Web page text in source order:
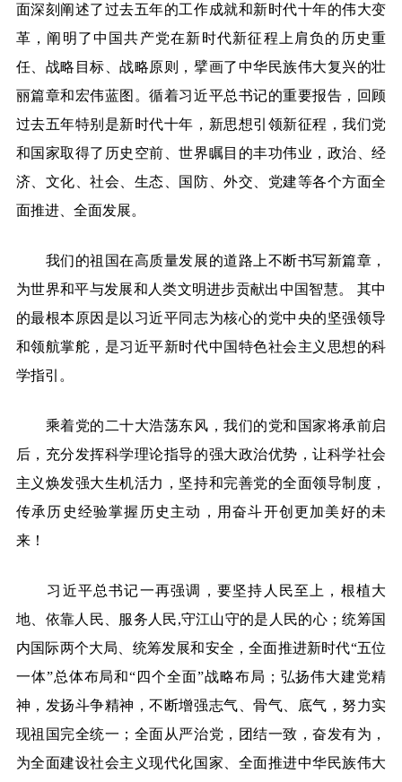
面深刻阐述了过去五年的工作成就和新时代十年的伟大变
革，阐明了中国共产党在新时代新征程上肩负的历史重
任、战略目标、战略原则，擘画了中华民族伟大复兴的壮
丽篇章和宏伟蓝图。循着习近平总书记的重要报告，回顾
过去五年特别是新时代十年，新思想引领新征程，我们党
和国家取得了历史空前、世界瞩目的丰功伟业，政治、经
济、文化、社会、生态、国防、外交、党建等各个方面全
面推进、全面发展。
我们的祖国在高质量发展的道路上不断书写新篇章，
为世界和平与发展和人类文明进步贡献出中国智慧。
其中
的最根本原因是以习近平同志为核心的党中央的坚强领导
和领航掌舵，是习近平新时代中国特色社会主义思想的科
学指引。
乘着党的二十大浩荡东风，我们的党和国家将承前启
后，充分发挥科学理论指导的强大政治优势，让科学社会
主义焕发强大生机活力，坚持和完善党的全面领导制度，
传承历史经验掌握历史主动，用奋斗开创更加美好的未
来！
习近平总书记一再强调，要坚持人民至上，根植大
地、依靠人民、服务人民,守江山守的是人民的心；统筹国
内国际两个大局、统筹发展和安全，全面推进新时代“五位
一体”总体布局和“四个全面”战略布局；弘扬伟大建党精
神，发扬斗争精神，不断增强志气、骨气、底气，努力实
现祖国完全统一；全面从严治党，团结一致，奋发有为，
为全面建设社会主义现代化国家、全面推进中华民族伟大